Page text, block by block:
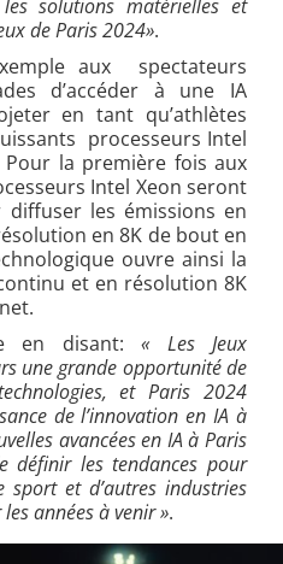
solutions matérielles et
de Paris 2024».
aux spectateurs
d’accéder à une IA
en tant qu’athlètes
processeurs Intel
Pour la première fois aux
Intel Xeon seront
les émissions en
en 8K de bout en
ouvre ainsi la
et en résolution 8K
en disant:« Les Jeux
une grande opportunité de
et Paris 2024
de l’innovation en IA à
avancées en IA à Paris
définir les tendances pour
sport et d’autres industries
années à venir ».